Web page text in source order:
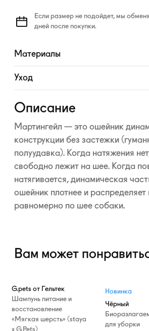
Если размер не подойдет, мы
дней после покупки.
Материалы
Развернуть
Уход
Развернуть
Описание
Мартингейл — это ошейник
конструкции без застежки
полуудавка). Когда натяжения
свободно лежит на шее. Когда
натягивается, динамическая
ошейник плотнее и распределяет
равномерно по шее собаки.
Вам может
G.pets от Гельтек
Шампунь питание и
восстановление
«Мягкая шерсть» (staya
Новинка
Чёрный
для уборки